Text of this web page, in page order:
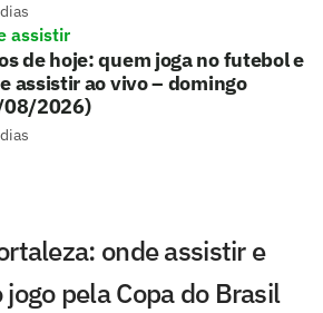
assistir
de hoje: quem joga no futebol e
assistir ao vivo – domingo
2026)
onde assistir e
pela Copa do Brasil